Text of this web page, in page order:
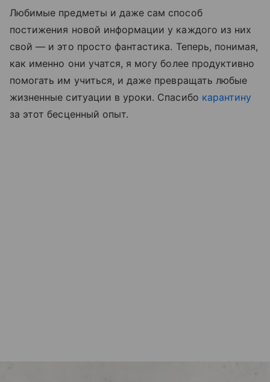
Любимые предметы и даже сам способ
постижения новой информации у каждого из них
свой — и это просто фантастика. Теперь, понимая,
как именно они учатся, я могу более продуктивно
помогать им учиться, и даже превращать любые
жизненные ситуации в уроки. Спасибо карантину
за этот бесценный опыт.